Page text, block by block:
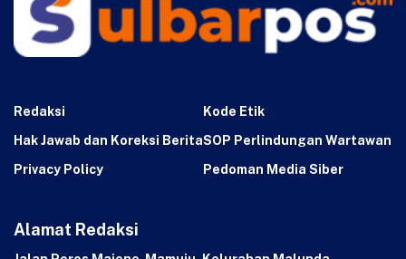
Redaksi
Kode Etik
Hak Jawab dan Koreksi BeritaSOP Perlindungan Wartawan
Privacy Policy
Pedoman Media Siber
Alamat Redaksi